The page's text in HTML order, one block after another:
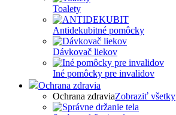
Toalety
Antidekubitné pomôcky
Dávkovač liekov
Iné pomôcky pre invalidov
Ochrana zdravia
Ochrana zdraviaZobraziť všetky